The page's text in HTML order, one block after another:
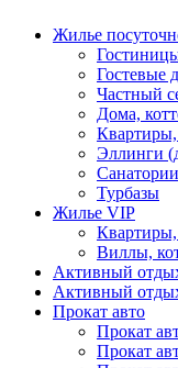
Жилье
Гостевые
Частный
Дома,
Эллинги
Турбазы
Жилье VIP
Виллы,
Активный
Активный
Прокат авто
Прокат
Прокат